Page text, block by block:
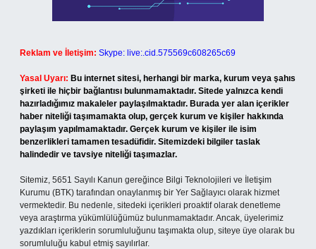
Reklam ve İletişim: Skype: live:.cid.575569c608265c69
Yasal Uyarı: Bu internet sitesi, herhangi bir marka, kurum veya şahıs
şirketi ile hiçbir bağlantısı bulunmamaktadır. Sitede yalnızca kendi
hazırladığımız makaleler paylaşılmaktadır. Burada yer alan içerikler
haber niteliği taşımamakta olup, gerçek kurum ve kişiler hakkında
paylaşım yapılmamaktadır. Gerçek kurum ve kişiler ile isim
benzerlikleri tamamen tesadüfidir. Sitemizdeki bilgiler taslak
halindedir ve tavsiye niteliği taşımazlar.
Sitemiz, 5651 Sayılı Kanun gereğince Bilgi Teknolojileri ve İletişim
Kurumu (BTK) tarafından onaylanmış bir Yer Sağlayıcı olarak hizmet
vermektedir. Bu nedenle, sitedeki içerikleri proaktif olarak denetleme
veya araştırma yükümlülüğümüz bulunmamaktadır. Ancak, üyelerimiz
yazdıkları içeriklerin sorumluluğunu taşımakta olup, siteye üye olarak bu
sorumluluğu kabul etmiş sayılırlar.